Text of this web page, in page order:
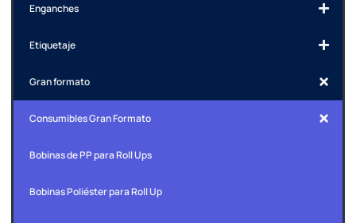
Enganches
Etiquetaje
Gran formato
Consumibles Gran Formato
Bobinas de PP para Roll Ups
Bobinas Poliéster para Roll Up